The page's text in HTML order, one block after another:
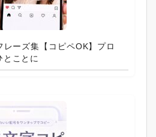
ーズ集【コピペOK】プロ
とことに